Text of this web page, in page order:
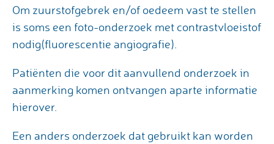
Om zuurstofgebrek en/of oedeem vast te stellen
is soms een foto-onderzoek met contrastvloeistof
nodig(fluorescentie angiografie).
Patiënten die voor dit aanvullend onderzoek in
aanmerking komen ontvangen aparte informatie
hierover.
Een anders onderzoek dat gebruikt kan worden